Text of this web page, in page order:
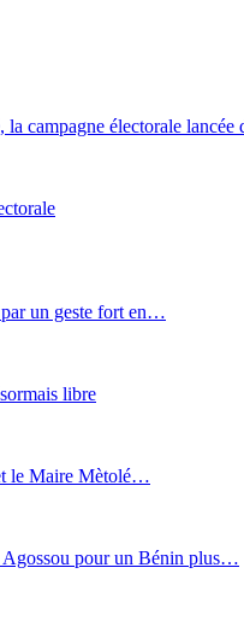
campagne électorale lancée
un geste fort en…
libre
le Maire Mètolé…
pour un Bénin plus…